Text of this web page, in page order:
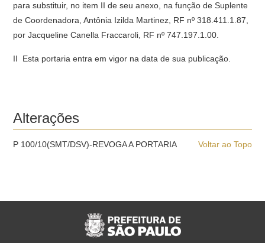
para substituir, no item II de seu anexo, na função de Suplente
de Coordenadora, Antônia Izilda Martinez, RF nº 318.411.1.87,
por Jacqueline Canella Fraccaroli, RF nº 747.197.1.00.
II  Esta portaria entra em vigor na data de sua publicação.
Alterações
Voltar ao Topo
P 100/10(SMT/DSV)-REVOGA A PORTARIA